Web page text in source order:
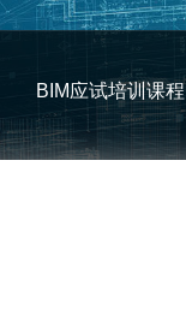
BIM应试培训课程